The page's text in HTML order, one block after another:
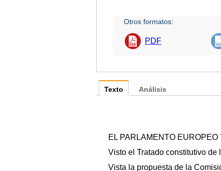
Otros formatos:
PDF
Texto
EL PARLAMENTO
Visto el Tratado constitutivo
Vista la propuesta de la
Análisis